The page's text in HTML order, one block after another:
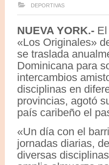
DEPORTIVAS
NUEVA YORK.-
«Los Originales»
se traslada
Dominicana para
intercambios
disciplinas en
provincias, agotó
país caribeño el
«Un día con el
jornadas diarias,
diversas